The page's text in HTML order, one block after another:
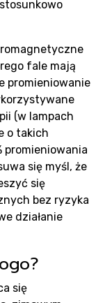
fale mają
promieniowanie
(w lampach
o takich
promieniowania
się myśl, że
się
bez ryzyka
działanie
się